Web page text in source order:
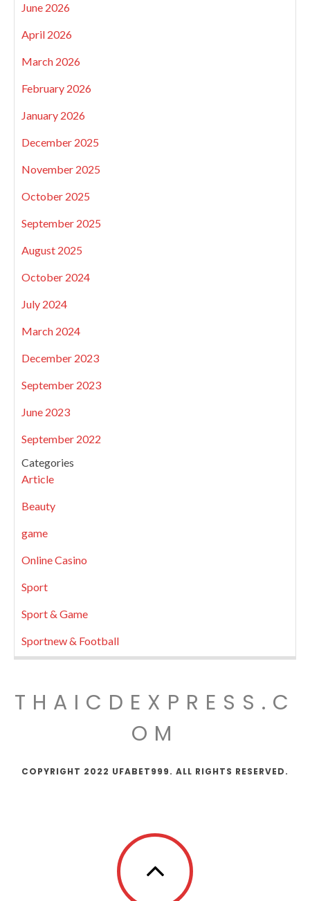
June 2026
April 2026
March 2026
February 2026
January 2026
December 2025
November 2025
October 2025
September 2025
August 2025
October 2024
July 2024
March 2024
December 2023
September 2023
June 2023
September 2022
Categories
Article
Beauty
game
Online Casino
Sport
Sport & Game
Sportnew & Football
THAICDEXPRESS.C
OM
COPYRIGHT 2022 UFABET999. ALL RIGHTS RESERVED.